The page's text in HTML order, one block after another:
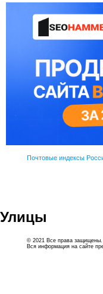
Почтовые индексы
Улицы
© 2021 Все права
Вся информация на сайте